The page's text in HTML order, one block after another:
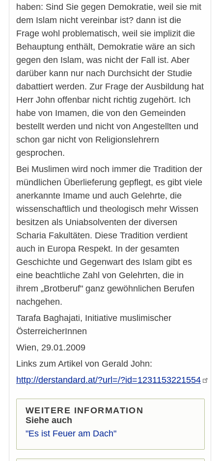
haben: Sind Sie gegen Demokratie, weil sie mit
dem Islam nicht vereinbar ist? dann ist die
Frage wohl problematisch, weil sie implizit die
Behauptung enthält, Demokratie wäre an sich
gegen den Islam, was nicht der Fall ist. Aber
darüber kann nur nach Durchsicht der Studie
dabattiert werden. Zur Frage der Ausbildung hat
Herr John offenbar nicht richtig zugehört. Ich
habe von Imamen, die von den Gemeinden
bestellt werden und nicht von Angestellten und
schon gar nicht von Religionslehrern
gesprochen.
Bei Muslimen wird noch immer die Tradition der
mündlichen Überlieferung gepflegt, es gibt viele
anerkannte Imame und auch Gelehrte, die
wissenschaftlich und theologisch mehr Wissen
besitzen als Uniabsolventen der diversen
Scharia Fakultäten. Diese Tradition verdient
auch in Europa Respekt. In der gesamten
Geschichte und Gegenwart des Islam gibt es
eine beachtliche Zahl von Gelehrten, die in
ihrem „Brotberuf" ganz gewöhnlichen Berufen
nachgehen.
Tarafa Baghajati, Initiative muslimischer
ÖsterreicherInnen
Wien, 29.01.2009
Links zum Artikel von Gerald John:
http://derstandard.at/?url=/?id=1231153221554
WEITERE INFORMATION
Siehe auch
"Es ist Feuer am Dach"